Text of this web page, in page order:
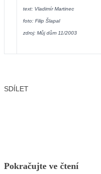
text: Vladimír Martinec
foto: Filip Šlapal
zdroj: Můj dům 11/2003
SDÍLET
Pokračujte ve čtení